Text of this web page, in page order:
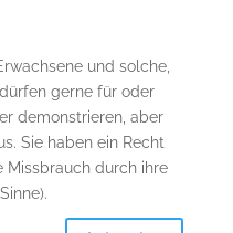
und solche,
gerne für oder
demonstrieren, aber
Sie haben ein Recht
Missbrauch durch ihre